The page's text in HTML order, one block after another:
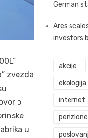
zvezda
o
u
German
Ares
investors
akcije
ekologija
internet